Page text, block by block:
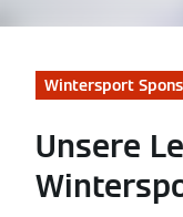
Wintersport
Unsere